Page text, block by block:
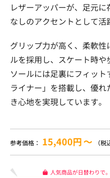
レザーアッパーが、足元
なしのアクセントとして活
グリップ力が高く、柔軟
ルを採用し、スケート時
ソールには足裏にフィット
ライナー」を搭載し、優
き心地を実現しています。
参考価格： 15,400円〜 （税
人気商品が日替わりで